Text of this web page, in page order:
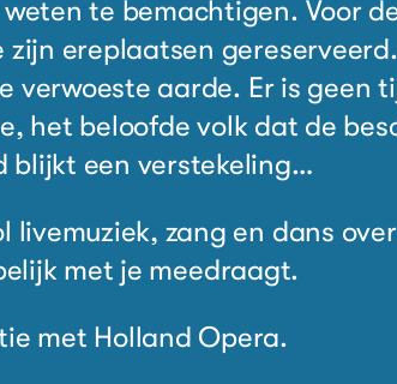
te bemachtigen. Voor
zijn ereplaatsen
verwoeste aarde. Er is geen
het beloofde volk dat de
blijkt een verstekeling…
livemuziek, zang en dans
met je meedraagt.
met Holland Opera.